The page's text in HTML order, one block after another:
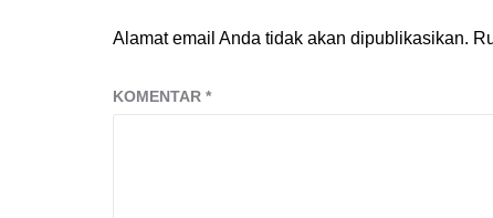
Alamat email Anda tidak akan dipublikasikan.
KOMENTAR *